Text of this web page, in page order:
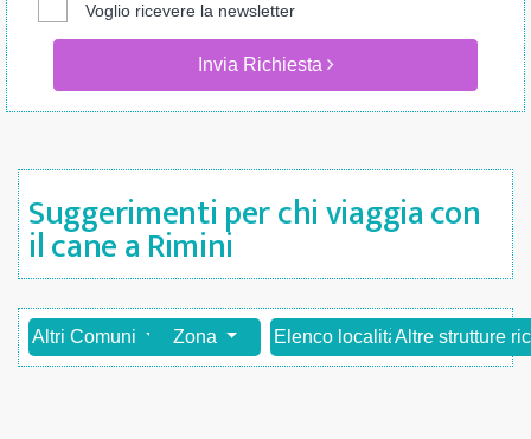
Voglio ricevere la newsletter
Invia Richiesta
Suggerimenti per chi viaggia con
il cane a Rimini
Altri Comuni Zona Elenco localitàAltre strutture